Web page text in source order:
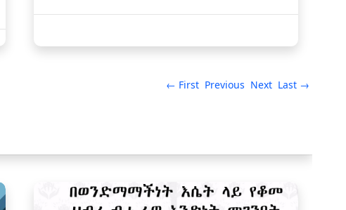
← First Previous Next Last →